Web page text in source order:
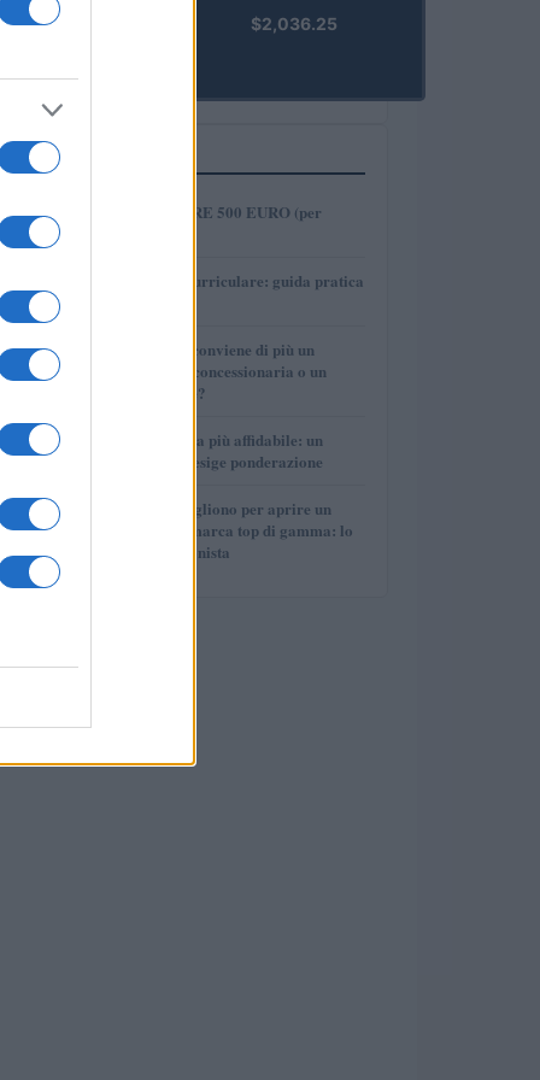
PRIME)
$2,036.25
PIÙ LETTI
1
COME INVESTIRE 500 EURO (per
2
Tirocinio extra-curriculare: guida pratica
3
Per le auto usate conviene di più un
finanziamento in concessionaria o un
prestito personale?
4
La macchina usata più affidabile: un
investimento che esige ponderazione
5
Quanti soldi ci vogliono per aprire un
autosalone multimarca top di gamma: lo
spiega il professionista